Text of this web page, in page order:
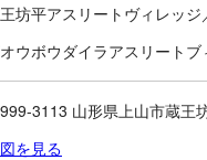
坊平アスリートヴィレッジ
ウボウダイラアスリート
3113 山形県上山市蔵王
を見る